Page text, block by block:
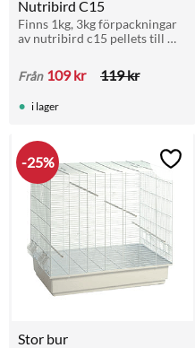
Nutribird C15
Finns 1kg, 3kg förpackningar
av nutribird c15 pellets till
kanariefågel.
Från 109kr 119kr
i lager
Stor bur
25%